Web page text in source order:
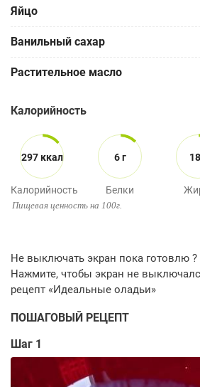
Яйцо
Ванильный сахар
Растительное масло
Калорийность
297 ккал
Калорийность
6 г
Белки
Пищевая ценность на 100г.
ПОШАГОВЫЙ РЕЦЕПТ
Шаг 1